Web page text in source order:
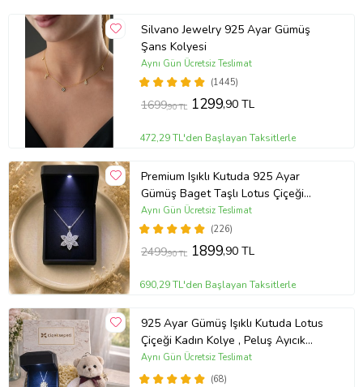
Silvano Jewelry 925 Ayar Gümüş
Şans Kolyesi
(1445)
Aynı Gün Ücretsiz Teslimat
1699,90 TL 1299,90 TL
472,29 TL'den Başlayan Taksitlerle
Premium Işıklı Kutuda 925 Ayar
Gümüş Baget Taşlı Lotus Çiçeği
Kolye
(226)
Aynı Gün Ücretsiz Teslimat
2499,90 TL 1899,90 TL
690,29 TL'den Başlayan Taksitlerle
925 Ayar Gümüş Işıklı Kutuda Lotus
Çiçeği Kadın Kolye , Peluş Ayıcık
Anahtarlık Marteniçka Bileklik,
Polaroid Fotoğraf Hediye
(68)
Aynı Gün Ücretsiz Teslimat